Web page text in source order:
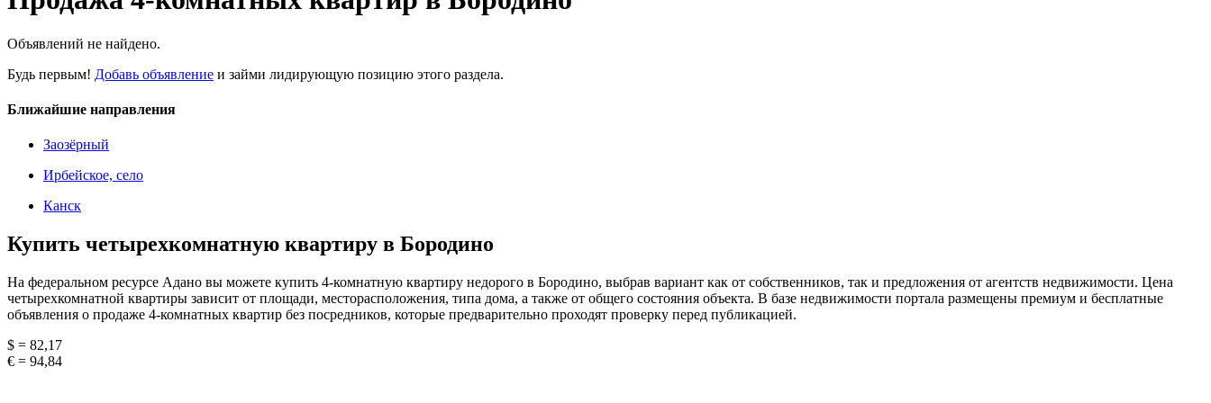
Объявлений не найдено.
Будь первым! Добавь объявление и займи лидирующую позицию этого раздела.
Ближайшие направления
Заозёрный
Ирбейское, село
Канск
Купить четырехкомнатную квартиру в Бородино
На федеральном ресурсе Адано вы можете купить 4-комнатную квартиру недорого в Бородино, выбрав вариант как от собственников, так и предложения от агентств недвижимости. Цена
четырехкомнатной квартиры зависит от площади, месторасположения, типа дома, а также от общего состояния объекта. В базе недвижимости портала размещены премиум и бесплатные
объявления о продаже 4-комнатных квартир без посредников, которые предварительно проходят проверку перед публикацией.
$ = 82,17
€ = 94,84